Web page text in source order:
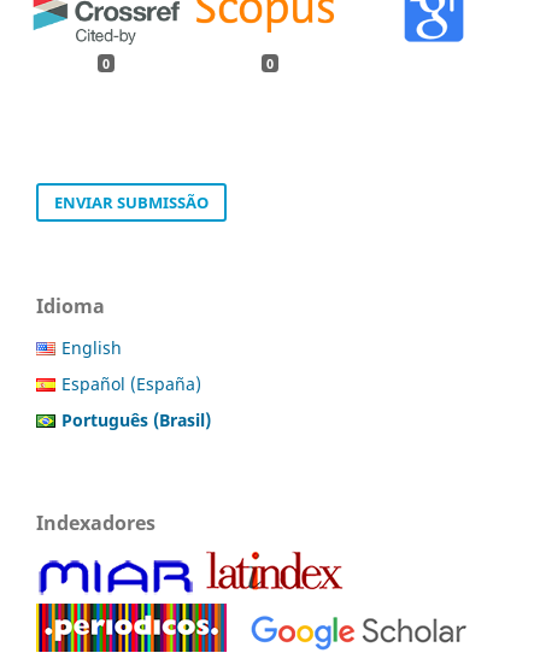
0 0
ENVIAR SUBMISSÃO
Idioma
English
Español (España)
Português (Brasil)
Indexadores